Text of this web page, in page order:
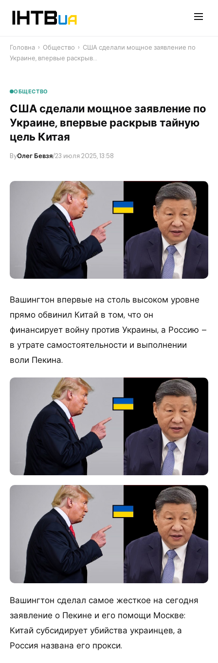
Головна › Общество › ​США сделали мощное заявление по
Украине, впервые раскрыв…
ОБЩЕСТВО
​США сделали мощное заявление по
Украине, впервые раскрыв тайную
цель Китая
ByОлег Бевзя/23 июля 2025, 13:58
Вашингтон впервые на столь высоком уровне
прямо обвинил Китай в том, что он
финансирует войну против Украины, а Россию –
в утрате самостоятельности и выполнении
воли Пекина.
Вашингтон сделал самое жесткое на сегодня
заявление о Пекине и его помощи Москве:
Китай субсидирует убийства украинцев, а
Россия названа его прокси.